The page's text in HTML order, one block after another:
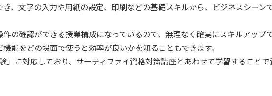
、文字の入力や用紙の設定、印刷などの基礎スキルから、ビジネスシーン
の確認ができる授業構成になっているので、無理なく確実にスキルアップで
能をどの場面で使うと効率が良いかを知ることもできます。
」に対応しており、サーティファイ資格対策講座とあわせて学習すること